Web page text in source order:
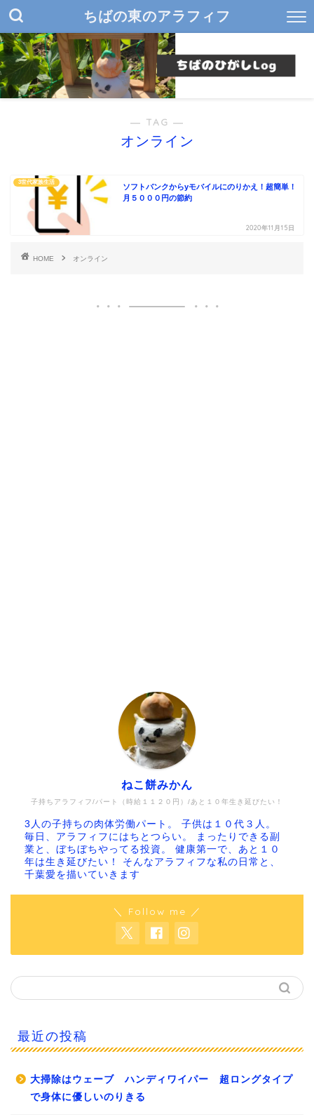
ちばの東のアラフィフ
― TAG ―
オンライン
3世代家族生活
ソフトバンクからyモバイルにのりかえ！超簡単！
月５０００円の節約
2020年11月15日
HOME オンライン
子持ちアラフィフ/パート（時給１１２０円）/あと１０年生き延びたい！
ねこ餅みかん
3人の子持ちの肉体労働パート。 子供は１０代３人。
毎日、アラフィフにはちとつらい。 まったりできる副
業と、ぼちぼちやってる投資。 健康第一で、あと１０
年は生き延びたい！ そんなアラフィフな私の日常と、
千葉愛を描いていきます
＼ Follow me ／
最近の投稿
大掃除はウェーブ ハンディワイパー 超ロングタイプ
で身体に優しいのりきる